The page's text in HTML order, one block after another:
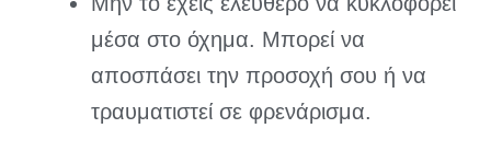
μέσα στο όχημα. Μπορεί να
αποσπάσει την προσοχή σου ή να
τραυματιστεί σε φρενάρισμα.